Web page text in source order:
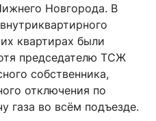
Новгорода. В
квартирах были
председателю ТСЖ
собственника,
отключения по
газа во всём подъезде.